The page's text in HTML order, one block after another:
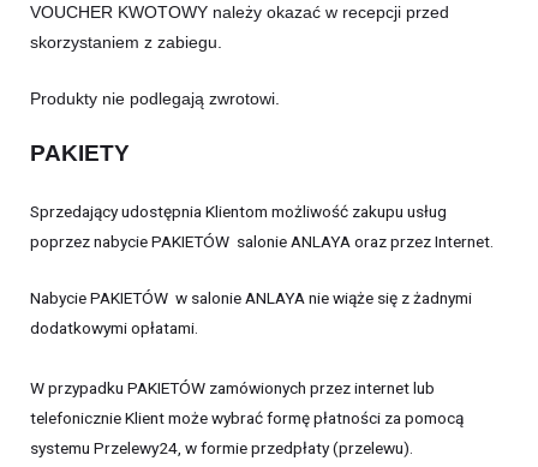
VOUCHER KWOTOWY należy okazać w recepcji przed
skorzystaniem z zabiegu.
Produkty nie podlegają zwrotowi.
PAKIETY
Sprzedający udostępnia Klientom możliwość zakupu usług
poprzez nabycie PAKIETÓW salonie ANLAYA oraz przez Internet.
Nabycie PAKIETÓW w salonie ANLAYA nie wiąże się z żadnymi
dodatkowymi opłatami.
W przypadku PAKIETÓW zamówionych przez internet lub
telefonicznie Klient może wybrać formę płatności za pomocą
systemu Przelewy24, w formie przedpłaty (przelewu).